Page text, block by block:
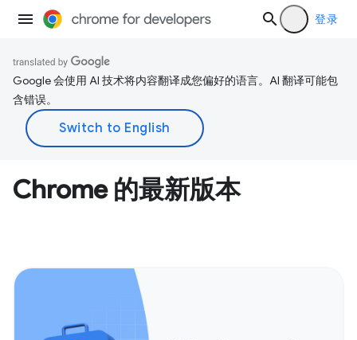
登录
Google 会使用 AI 技术将内容翻译成您偏好的语言。AI 翻译可能包
含错误。
Chrome 的最新版本